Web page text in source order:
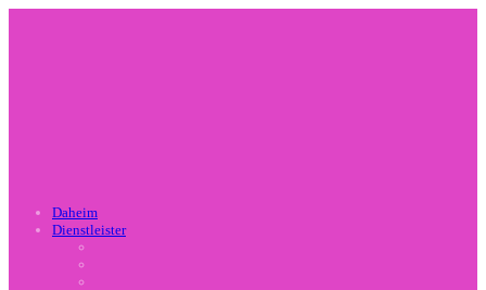
Daheim
Dienstleister